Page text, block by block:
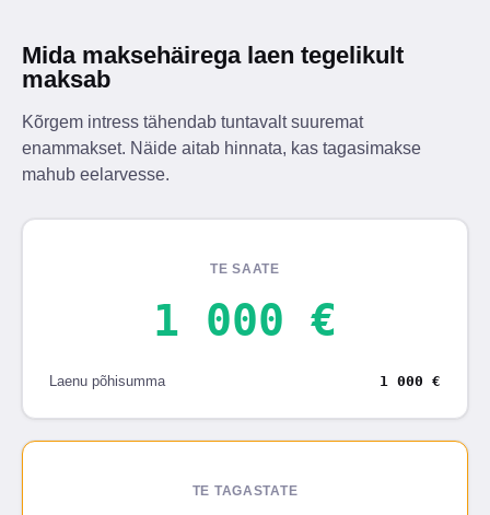
Mida maksehäirega laen tegelikult
maksab
Kõrgem intress tähendab tuntavalt suuremat
enammakset. Näide aitab hinnata, kas tagasimakse
mahub eelarvesse.
TE SAATE
1 000 €
Laenu põhisumma 1 000 €
TE TAGASTATE